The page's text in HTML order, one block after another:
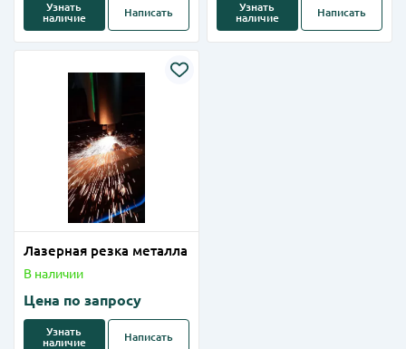
Узнать
наличие
Написать
Узнать
наличие
Написать
Лазерная резка металла
В наличии
Цена по запросу
Узнать
наличие
Написать